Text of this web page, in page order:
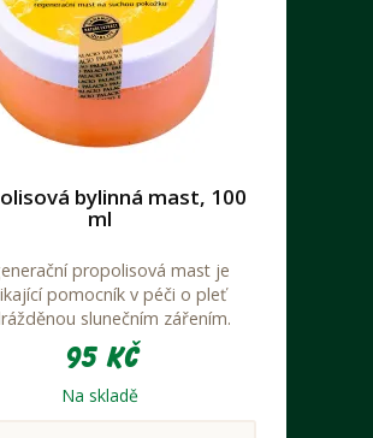
bylinná mast, 100
ml
propolisová mast je
pomocník v péči o pleť
slunečním zářením.
95 Kč
Na skladě